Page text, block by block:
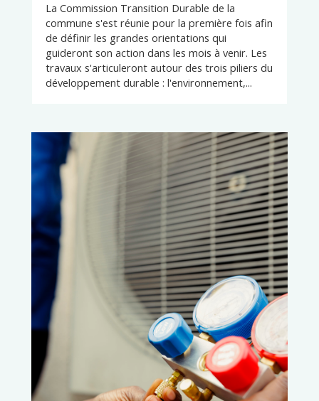
La Commission Transition Durable de la
commune s'est réunie pour la première fois afin
de définir les grandes orientations qui
guideront son action dans les mois à venir. Les
travaux s'articuleront autour des trois piliers du
développement durable : l'environnement,...